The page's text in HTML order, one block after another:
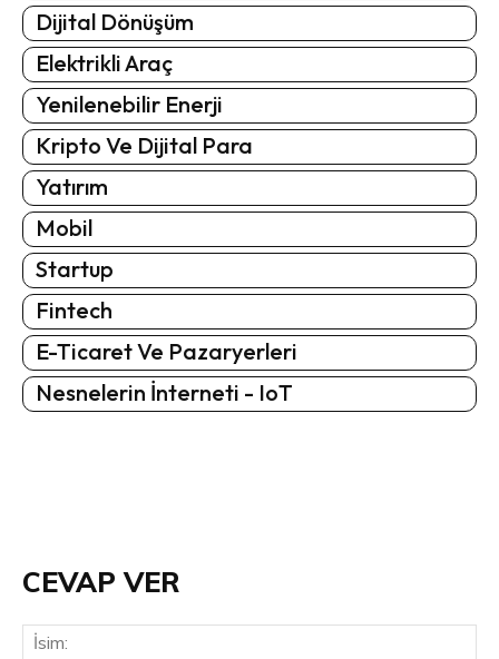
Dijital Dönüşüm
Elektrikli Araç
Yenilenebilir Enerji
Kripto Ve Dijital Para
Yatırım
Mobil
Startup
Fintech
E-Ticaret Ve Pazaryerleri
Nesnelerin İnterneti - IoT
CEVAP VER